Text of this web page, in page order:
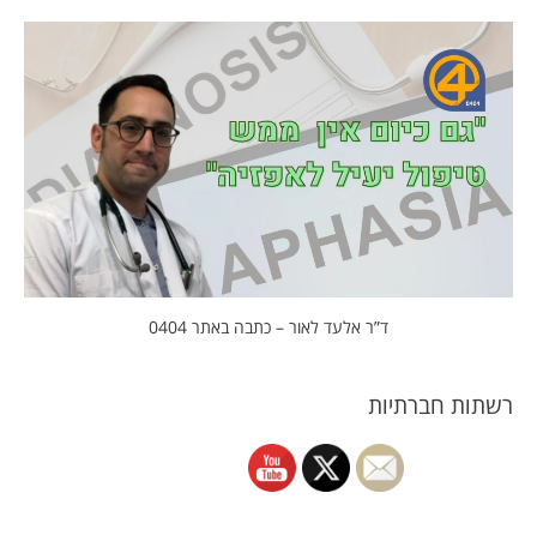
ד”ר אלעד לאור – כתבה באתר 0404
רשתות חברתיות